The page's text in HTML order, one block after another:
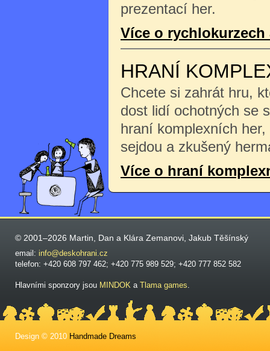
prezentací her.
Více o rychlokurzech
HRANÍ
Chcete si zahrát hru,
dost lidí ochotných se
hraní komplexních
sejdou a zkušený
Více o hraní
© 2001–2026 Martin, Dan a Klára Zemanovi, Jakub Těšínský
email: info@deskohrani.cz
telefon: +420 608 797 462; +420 775 989 529; +420 777 852 582
Hlavními sponzory jsou MINDOK a Tlama games.
Design © 2010 Handmade Dreams